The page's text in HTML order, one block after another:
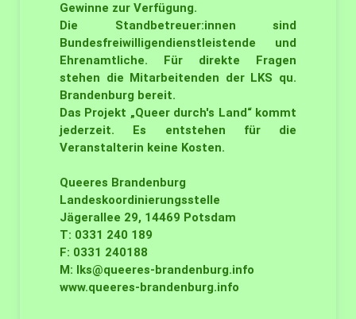
Gewinne zur Verfügung.
Die Standbetreuer:innen sind
Bundesfreiwilligendienstleistende und
Ehrenamtliche. Für direkte Fragen
stehen die Mitarbeitenden der LKS qu.
Brandenburg bereit.
Das Projekt „Queer durch's Land“ kommt
jederzeit. Es entstehen für die
Veranstalterin keine Kosten.
Queeres Brandenburg
Landeskoordinierungsstelle
Jägerallee 29, 14469 Potsdam
T: 0331 240 189
F: 0331 240188
M: lks@queeres-brandenburg.info
www.queeres-brandenburg.info